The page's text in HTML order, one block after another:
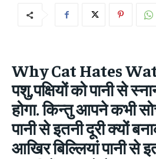
Why Cat Hates
पशु,पक्षियों को पानी से
होगा. किन्तु आपने कभी
पानी से इतनी दूरी क्‍यों
आखिर बिल्लियां पानी से